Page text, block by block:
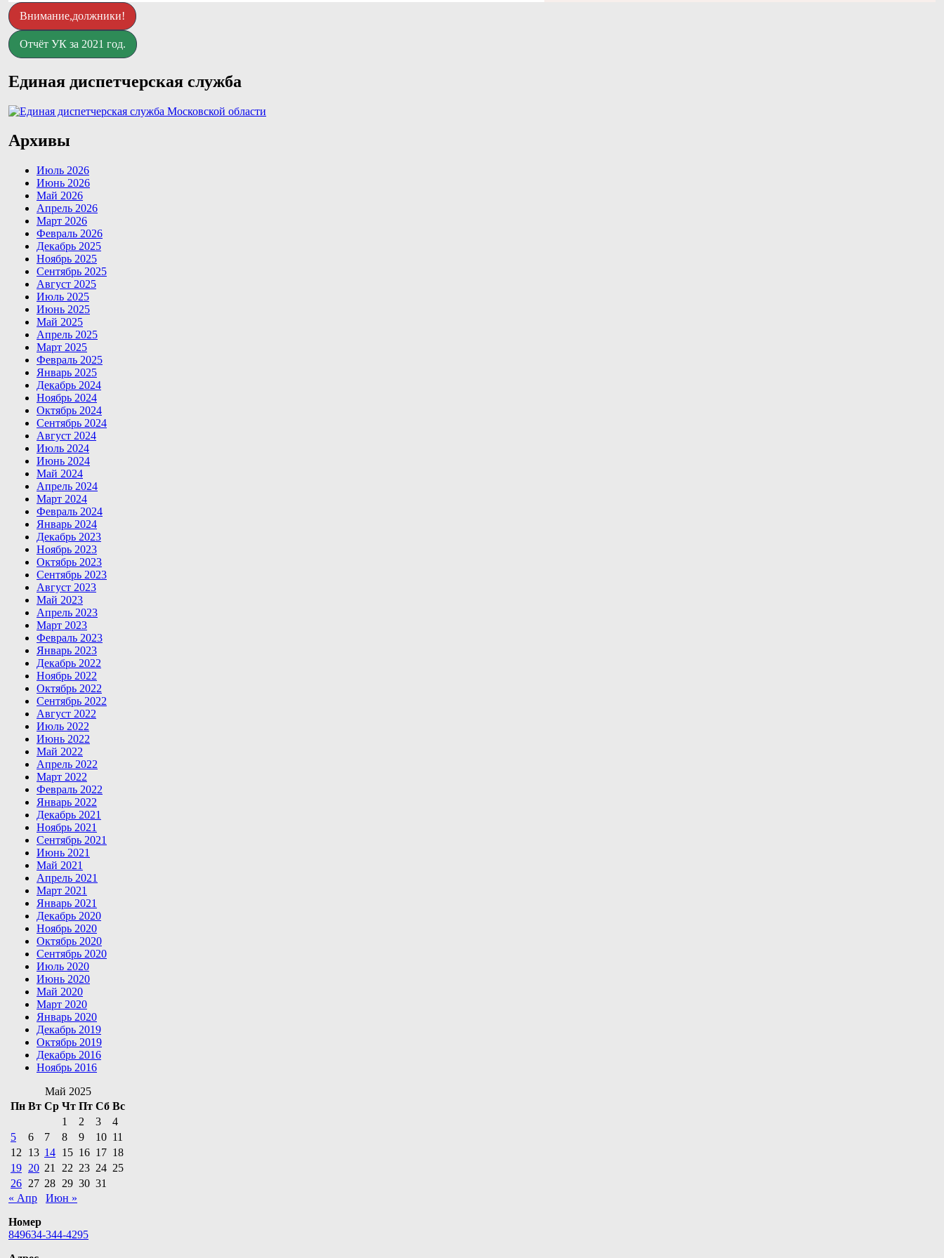
Внимание,должники!
Отчёт УК за 2021 год.
Единая диспетчерская служба
Архивы
Июль 2026
Июнь 2026
Май 2026
Апрель 2026
Март 2026
Февраль 2026
Декабрь 2025
Ноябрь 2025
Сентябрь 2025
Август 2025
Июль 2025
Июнь 2025
Май 2025
Апрель 2025
Март 2025
Февраль 2025
Январь 2025
Декабрь 2024
Ноябрь 2024
Октябрь 2024
Сентябрь 2024
Август 2024
Июль 2024
Июнь 2024
Май 2024
Апрель 2024
Март 2024
Февраль 2024
Январь 2024
Декабрь 2023
Ноябрь 2023
Октябрь 2023
Сентябрь 2023
Август 2023
Май 2023
Апрель 2023
Март 2023
Февраль 2023
Январь 2023
Декабрь 2022
Ноябрь 2022
Октябрь 2022
Сентябрь 2022
Август 2022
Июль 2022
Июнь 2022
Май 2022
Апрель 2022
Март 2022
Февраль 2022
Январь 2022
Декабрь 2021
Ноябрь 2021
Сентябрь 2021
Июнь 2021
Май 2021
Апрель 2021
Март 2021
Январь 2021
Декабрь 2020
Ноябрь 2020
Октябрь 2020
Сентябрь 2020
Июль 2020
Июнь 2020
Май 2020
Март 2020
Январь 2020
Декабрь 2019
Октябрь 2019
Декабрь 2016
Ноябрь 2016
Май 2025
Пн Вт Ср Чт Пт Сб Вс
1
2 3
4
5
6 7 8 9 10 11
12
13 14 15 16 17 18
19 20 21 22 23 24 25
26 27 28 29 30 31
« Апр
Июн »
Номер
849634-344-4295